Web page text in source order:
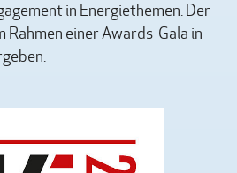
in Energiethemen. Der
Rahmen einer Awards-Gala in